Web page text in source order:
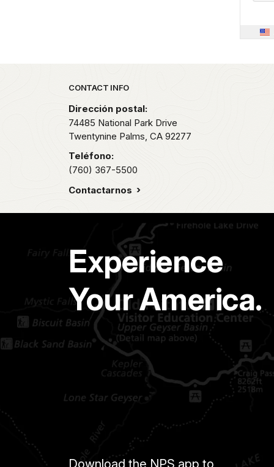
Park footer
CONTACT INFO
Dirección postal:
74485 National Park Drive
Twentynine Palms, CA 92277
Teléfono:
(760) 367-5500
Contactarnos
Experience
Your America.
Download the NPS app to